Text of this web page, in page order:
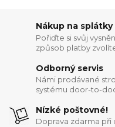
Nákup na splátky
Pořiďte si svůj
způsob platby
Odborný servis
Námi prodávané
systému door-to-
Nízké poštovné!
Doprava zdarma při